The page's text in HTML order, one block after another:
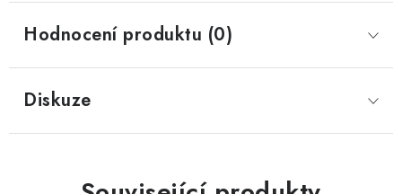
Hodnocení produktu (0)
Diskuze